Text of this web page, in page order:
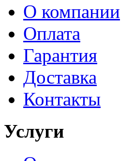
О компании
Оплата
Гарантия
Доставка
Контакты
Услуги